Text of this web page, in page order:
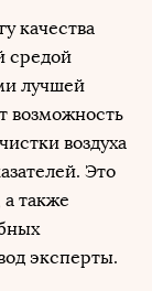
качества
средой
лучшей
возможность
воздуха
Это
также
эксперты.